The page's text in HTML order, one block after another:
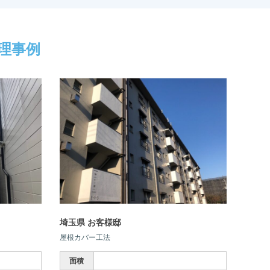
事例
埼玉県 お客様邸
屋根カバー工法
面積